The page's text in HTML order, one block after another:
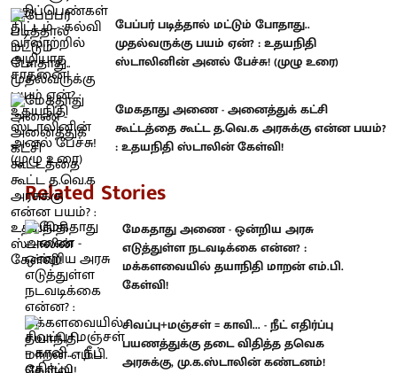
பேப்பர் படித்தால் மட்டும் போதாது..
முதல்வருக்கு பயம் ஏன்? : உதயநிதி
ஸ்டாலினின் அனல் பேச்சு! (முழு உரை)
மேகதாது அணை - அனைத்துக் கட்சி
கூட்டத்தை கூட்ட த.வெ.க அரசுக்கு என்ன பயம்?
: உதயநிதி ஸ்டாலின் கேள்வி!
Related Stories
மேகதாது அணை - ஒன்றிய அரசு
எடுத்துள்ள நடவடிக்கை என்ன? :
மக்களவையில் தயாநிதி மாறன் எம்.பி.
கேள்வி!
சிவப்பு+மஞ்சள் = காவி... - நீட் எதிர்ப்பு
பயணத்துக்கு தடை விதித்த தவெக
அரசுக்கு, மு.க.ஸ்டாலின் கண்டனம்!